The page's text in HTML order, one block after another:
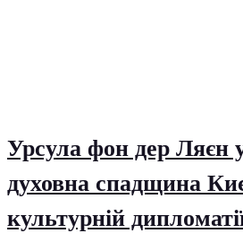
Урсула фон дер Ляєн
духовна спадщина
культурній